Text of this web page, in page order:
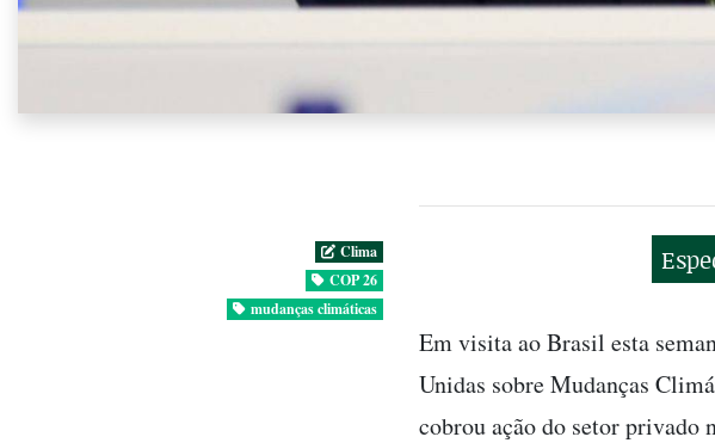
Clima
COP 26
mudanças climáticas
Em visita ao Brasil esta
Unidas sobre Mudanças
cobrou ação do setor privado